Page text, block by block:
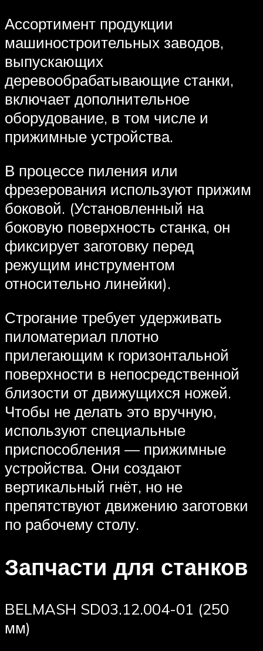
Ассортимент продукции
машиностроительных заводов,
выпускающих
деревообрабатывающие станки,
включает дополнительное
оборудование, в том числе и
прижимные устройства.
В процессе пиления или
фрезерования используют прижим
боковой. (Установленный на
боковую поверхность станка, он
фиксирует заготовку перед
режущим инструментом
относительно линейки).
Строгание требует удерживать
пиломатериал плотно
прилегающим к горизонтальной
поверхности в непосредственной
близости от движущихся ножей.
Чтобы не делать это вручную,
используют специальные
приспособления — прижимные
устройства. Они создают
вертикальный гнёт, но не
препятствуют движению заготовки
по рабочему столу.
Запчасти для станков
BELMASH SD03.12.004-01 (250
мм)